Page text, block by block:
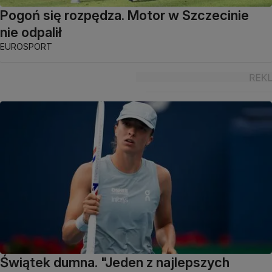
Pogoń się rozpędza. Motor w Szczecinie
nie odpalił
EUROSPORT
Świątek dumna. "Jeden z najlepszych